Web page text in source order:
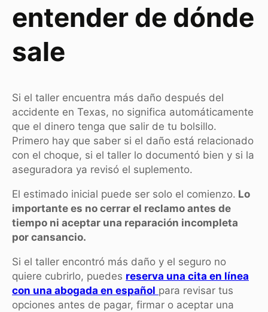
entender de dónde
sale
Si el taller encuentra más daño después del
accidente en Texas, no significa automáticamente
que el dinero tenga que salir de tu bolsillo.
Primero hay que saber si el daño está relacionado
con el choque, si el taller lo documentó bien y si la
aseguradora ya revisó el suplemento.
El estimado inicial puede ser solo el comienzo. Lo
importante es no cerrar el reclamo antes de
tiempo ni aceptar una reparación incompleta
por cansancio.
Si el taller encontró más daño y el seguro no
quiere cubrirlo, puedes reserva una cita en línea
con una abogada en español para revisar tus
opciones antes de pagar, firmar o aceptar una